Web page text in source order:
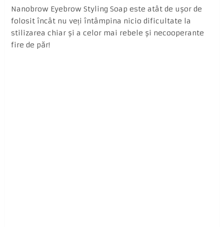
Nanobrow Eyebrow Styling Soap este atât de ușor de
folosit încât nu veți întâmpina nicio dificultate la
stilizarea chiar și a celor mai rebele și necooperante
fire de păr!